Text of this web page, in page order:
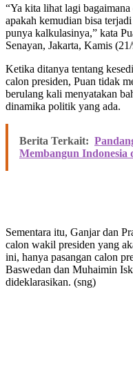
“Ya kita lihat lagi
apakah kemudian bisa
punya kalkulasinya,” kata
Senayan, Jakarta, Kamis
Ketika ditanya tentang
calon presiden, Puan tidak
berulang kali menyatakan
dinamika politik yang ada.
Berita Terkait:
Membangun Indonesia
Sementara itu, Ganjar dan
calon wakil presiden yang
ini, hanya pasangan calon
Baswedan dan Muhaimin
dideklarasikan. (sng)